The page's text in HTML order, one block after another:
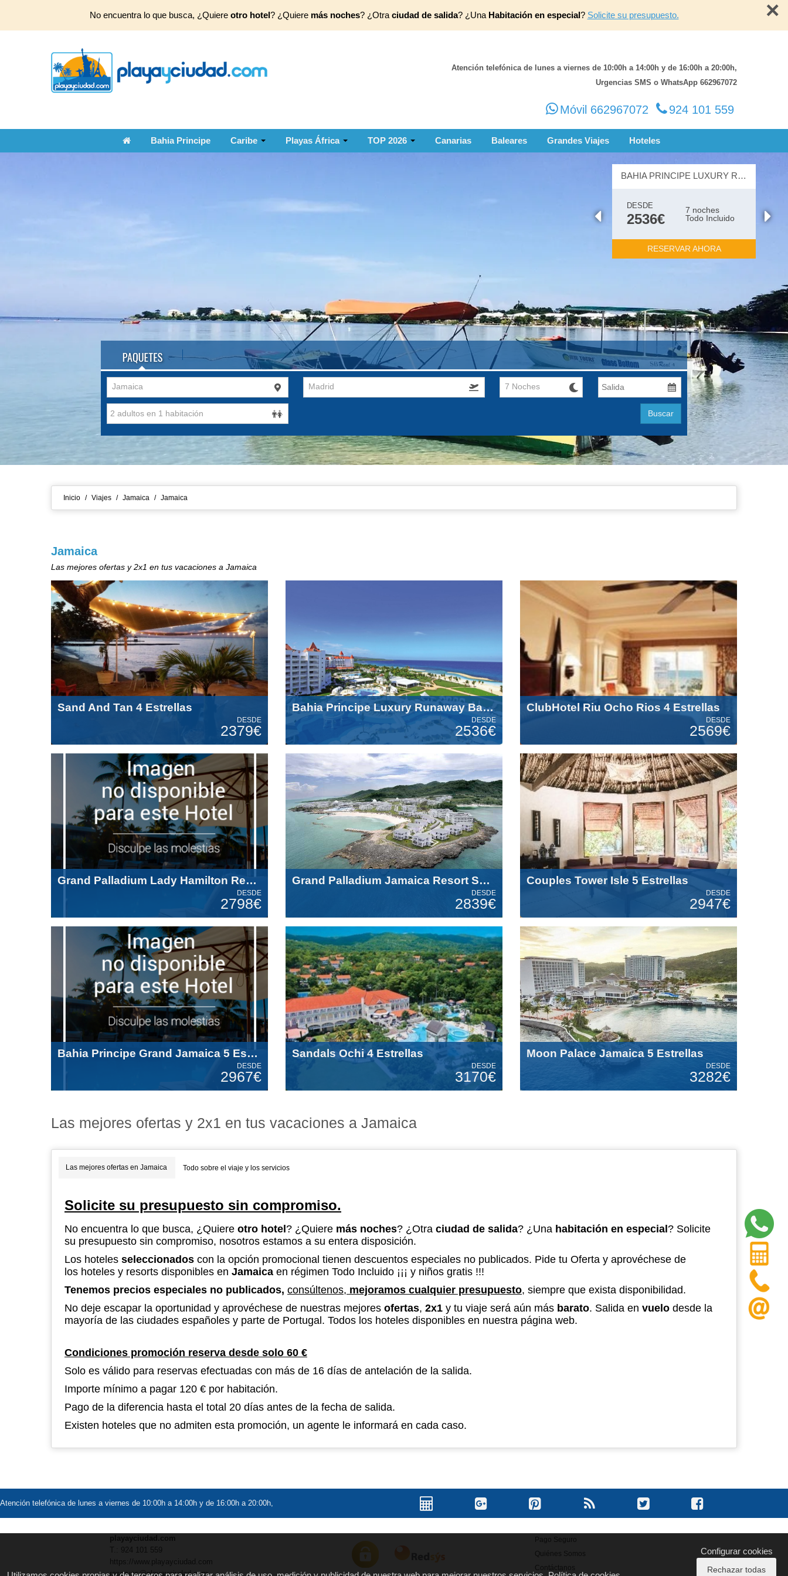
×
No encuentra lo que busca, ¿Quiere otro hotel? ¿Quiere más noches? ¿Otra ciudad de salida? ¿Una Habitación en especial? Solicite su presupuesto.
Atención telefónica de lunes a viernes de 10:00h a 14:00h y de 16:00h a 20:00h,
Urgencias SMS o WhatsApp 662967072
Móvil 662967072 924 101 559
Bahia Principe Caribe Playas África TOP 2026 Canarias Baleares Grandes Viajes Hoteles
Configurar cookies
Rechazar todas
BAHIA PRINCIPE LUXURY RUNAWAY BAY (+18) 5 ESTRELLAS
DESDE
2536€
7 noches
Todo Incluido
RESERVAR AHORA
Jamaica Madrid 7 Noches
Buscar
Inicio / Viajes / Jamaica / Jamaica
Jamaica
Las mejores ofertas y 2x1 en tus vacaciones a Jamaica
Sand And Tan 4 Estrellas
DESDE
2379€
Bahia Principe Luxury Runaway Bay (+18) 5 Estrellas
DESDE
2536€
ClubHotel Riu Ocho Rios 4 Estrellas
DESDE
2569€
Grand Palladium Lady Hamilton Resort & Spa All Inclusive 5 Estrellas
DESDE
2798€
Grand Palladium Jamaica Resort Spa All Inclusive 5 Estrellas
DESDE
2839€
Couples Tower Isle 5 Estrellas
DESDE
2947€
Bahia Principe Grand Jamaica 5 Estrellas
DESDE
2967€
Sandals Ochi 4 Estrellas
DESDE
3170€
Moon Palace Jamaica 5 Estrellas
DESDE
3282€
Las mejores ofertas y 2x1 en tus vacaciones a Jamaica
Las mejores ofertas en Jamaica Todo sobre el viaje y los servicios
Solicite su presupuesto sin compromiso.
No encuentra lo que busca, ¿Quiere otro hotel? ¿Quiere más noches? ¿Otra ciudad de salida? ¿Una habitación en especial? Solicite
su presupuesto sin compromiso, nosotros estamos a su entera disposición.
Los hoteles seleccionados con la opción promocional tienen descuentos especiales no publicados. Pide tu Oferta y aprovéchese de
los hoteles y resorts disponibles en Jamaica en régimen Todo Incluido ¡¡¡ y niños gratis !!!
Tenemos precios especiales no publicados, consúltenos, mejoramos cualquier presupuesto, siempre que exista disponibilidad.
No deje escapar la oportunidad y aprovéchese de nuestras mejores ofertas, 2x1 y tu viaje será aún más barato. Salida en vuelo desde la
mayoría de las ciudades españoles y parte de Portugal. Todos los hoteles disponibles en nuestra página web.
Condiciones promoción reserva desde solo 60 €
Solo es válido para reservas efectuadas con más de 16 días de antelación de la salida.
Importe mínimo a pagar 120 € por habitación.
Pago de la diferencia hasta el total 20 días antes de la fecha de salida.
Existen hoteles que no admiten esta promoción, un agente le informará en cada caso.
Atención telefónica de lunes a viernes de 10:00h a 14:00h y de 16:00h a 20:00h,
Urgencias SMS o WhatsApp 662967072
playayciudad.com
T.: 924 101 559
https://www.playayciudad.com
reservas@playayciudad.com
Pago Seguro
Quiénes Somos
Contáctanos